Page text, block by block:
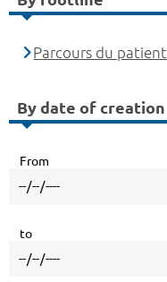
Parcours du patient
By date of creation
From
to